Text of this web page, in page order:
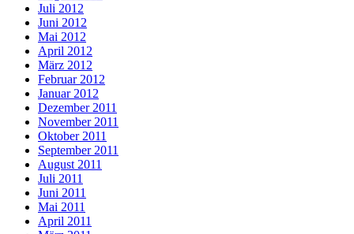
Juli 2012
Juni 2012
Mai 2012
April 2012
März 2012
Februar 2012
Januar 2012
Dezember 2011
November 2011
Oktober 2011
September 2011
August 2011
Juli 2011
Juni 2011
Mai 2011
April 2011